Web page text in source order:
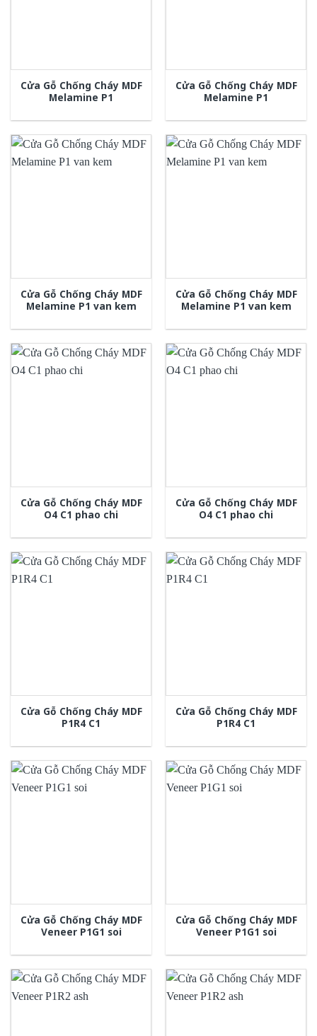
Cửa Gỗ Chống Cháy MDF
Melamine P1
Cửa Gỗ Chống Cháy MDF
Melamine P1
Cửa Gỗ Chống Cháy MDF
Melamine P1 van kem
Cửa Gỗ Chống Cháy MDF
Melamine P1 van kem
Cửa Gỗ Chống Cháy MDF
O4 C1 phao chi
Cửa Gỗ Chống Cháy MDF
O4 C1 phao chi
Cửa Gỗ Chống Cháy MDF
P1R4 C1
Cửa Gỗ Chống Cháy MDF
P1R4 C1
Cửa Gỗ Chống Cháy MDF
Veneer P1G1 soi
Cửa Gỗ Chống Cháy MDF
Veneer P1G1 soi